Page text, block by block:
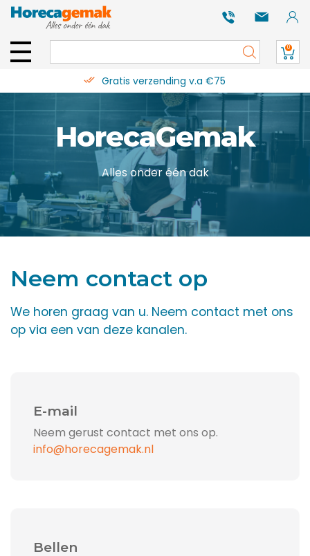
0
Gratis verzending v.a €75
HorecaGemak
Alles onder één dak
Neem contact op
We horen graag van u. Neem contact met ons
op via een van deze kanalen.
E-mail
Neem gerust contact met ons op.
info@horecagemak.nl
Bellen